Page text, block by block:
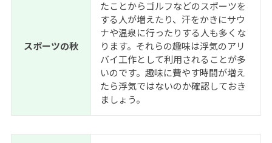
スポーツの秋
たことからゴルフなどのスポーツを
する人が増えたり、汗をかきにサウ
ナや温泉に行ったりする人も多くな
ります。それらの趣味は浮気のアリ
バイ工作として利用されることが多
いのです。趣味に費やす時間が増え
たら浮気ではないのか確認しておき
ましょう。